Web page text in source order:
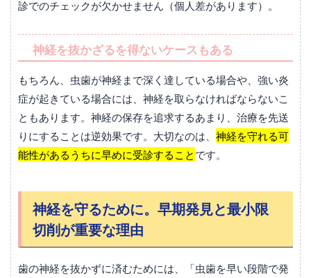
診でのチェックが欠かせません（個人差があります）。
神経を抜かざるを得ないケースもある
もちろん、虫歯が神経まで深く達している場合や、強い炎
症が起きている場合には、神経を取らなければならないこ
ともあります。神経の保存を追求するあまり、治療を先送
りにすることは逆効果です。大切なのは、神経を守れる可
能性があるうちに早めに受診することです。
神経を守るために。早期発見と最小限
切削が重要な理由
歯の神経を抜かずに済むためには、「虫歯を早い段階で発